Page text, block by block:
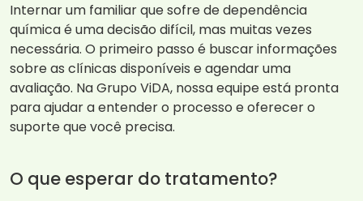
Internar um familiar que sofre de dependência
química é uma decisão difícil, mas muitas vezes
necessária. O primeiro passo é buscar informações
sobre as clínicas disponíveis e agendar uma
avaliação. Na Grupo ViDA, nossa equipe está pronta
para ajudar a entender o processo e oferecer o
suporte que você precisa.
O que esperar do tratamento?